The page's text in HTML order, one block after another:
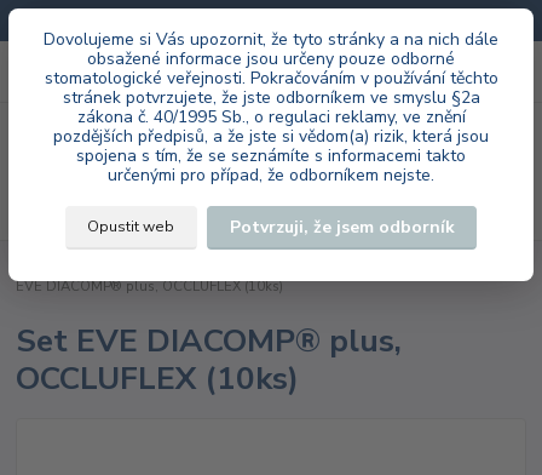
Dovolujeme si Vás upozornit, že tyto stránky a na nich dále
obsažené informace jsou určeny pouze odborné
stomatologické veřejnosti. Pokračováním v používání těchto
stránek potvrzujete, že jste odborníkem ve smyslu §2a
zákona č. 40/1995 Sb., o regulaci reklamy, ve znění
pozdějších předpisů, a že jste si vědom(a) rizik, která jsou
spojena s tím, že se seznámíte s informacemi takto
určenými pro případ, že odborníkem nejste.
Opustit web Potvrzuji, že jsem odborník
Menu
Hledat
+420 603 985 555 za0 Kč
EVE DIACOMP® plus, OCCLUFLEX (10ks)
Set EVE DIACOMP® plus,
OCCLUFLEX (10ks)